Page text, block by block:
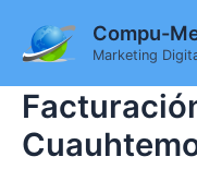
contenido
Compu-
Marketing